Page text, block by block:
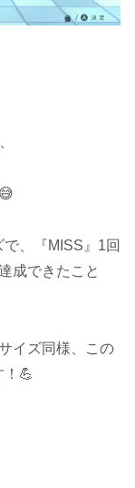
で、『MISS』1回
成できたこと
イズ同様、この
！💪